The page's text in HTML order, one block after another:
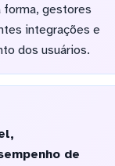
forma, gestores
integrações e
dos usuários.
de